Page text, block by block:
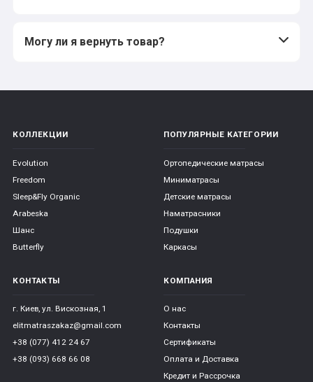
Могу ли я вернуть товар?
КОЛЛЕКЦИИ
Evolution
Freedom
Sleep&Fly Organic
Arabeska
Шанс
Butterfly
ПОПУЛЯРНЫЕ КАТЕГОРИИ
Ортопедические матрасы
Миниматрасы
Детские матрасы
Наматрасники
Подушки
Каркасы
КОНТАКТЫ
г. Киев, ул. Вискозная, 1
elitmatraszakaz@gmail.com
+38 (077) 412 24 67
+38 (093) 668 66 08
КОМПАНИЯ
О нас
Контакты
Сертификаты
Оплата и Доставка
Кредит и Рассрочка